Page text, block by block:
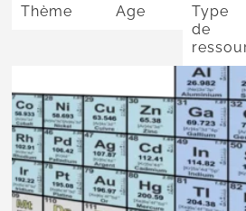
Thème Age
Type
de